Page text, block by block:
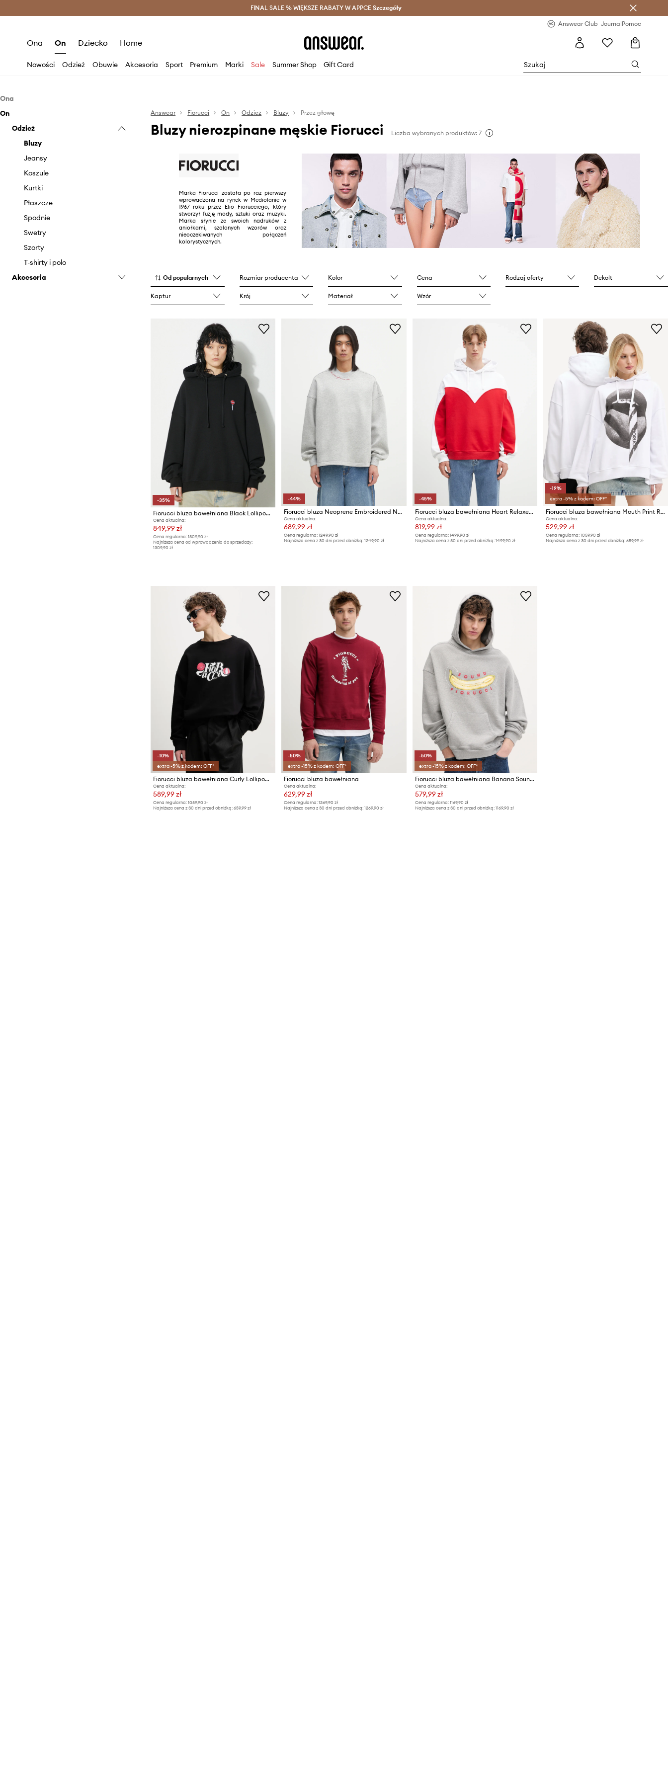
Oszczędzaj z Answear Club > Dostawa nawet w 24h >
FINAL SALE % WIĘKSZE RABATY W APPCE Szczegóły
Answear Club JournalPomoc
Ona On Dziecko Home
Nowości Odzież Obuwie Akcesoria Sport Premium Marki Sale Summer Shop Gift Card
Ona
Bluzki i koszule
Bluzy
Jeansy
Kurtki
Marynarki i kamizelki
Płaszcze
Sukienki
Spodnie i legginsy
Spódnice
Szorty
Swetry
Obuwie
Botki
Mokasyny i półbuty
Kozaki
Akcesoria
Biżuteria
Czapki i kapelusze
Okulary
Szaliki i chusty
Torebki
On
Odzież
Bluzy
Jeansy
Koszule
Kurtki
Płaszcze
Spodnie
Swetry
Szorty
T-shirty i polo
Akcesoria
Answear Fiorucci On Odzież Bluzy Przez głowę
Bluzy nierozpinane męskie Fiorucci Liczba wybranych produktów: 7
Marka Fiorucci została po raz pierwszy
wprowadzona na rynek w Mediolanie w
1967 roku przez Elio Fiorucciego, który
stworzył fuzję mody, sztuki oraz muzyki.
Marka słynie ze swoich nadruków z
aniołkami, szalonych wzorów oraz
nieoczekiwanych połączeń
kolorystycznych.
Od popularnych Rozmiar producenta Kolor Cena Rodzaj oferty Dekolt
Kaptur Krój Materiał Wzór
-35%
Fiorucci bluza bawełniana Black Lollipop Patch Hoodie
Cena aktualna:
849,99 zł
Cena regularna: 1309,90 zł
Najniższa cena od wprowadzenia do sprzedaży:
1309,90 zł
-44%
Fiorucci bluza Neoprene Embroidered Neck Relaxed Fit
Cena aktualna:
689,99 zł
Cena regularna: 1249,90 zł
Najniższa cena z 30 dni przed obniżką: 1249,90 zł
-45%
Fiorucci bluza bawełniana Heart Relaxed Fit
Cena aktualna:
819,99 zł
Cena regularna: 1499,90 zł
Najniższa cena z 30 dni przed obniżką: 1499,90 zł
-19%
extra -5% z kodem: OFF*
Fiorucci bluza bawełniana Mouth Print Relaxed Fit Hoodie
Cena aktualna:
529,99 zł
Cena regularna: 1059,90 zł
Najniższa cena z 30 dni przed obniżką: 659,99 zł
-10%
extra -5% z kodem: OFF*
Fiorucci bluza bawełniana Curly Lollipop Logo Relaxed Fit Sweatshirt
Cena aktualna:
589,99 zł
Cena regularna: 1059,90 zł
Najniższa cena z 30 dni przed obniżką: 659,99 zł
-50%
extra -15% z kodem: OFF*
Fiorucci bluza bawełniana
Cena aktualna:
629,99 zł
Cena regularna: 1269,90 zł
Najniższa cena z 30 dni przed obniżką: 1269,90 zł
-50%
extra -15% z kodem: OFF*
Fiorucci bluza bawełniana Banana Sound Print Relaxed Fit Hoodie
Cena aktualna:
579,99 zł
Cena regularna: 1169,90 zł
Najniższa cena z 30 dni przed obniżką: 1169,90 zł